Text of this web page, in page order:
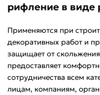
рифление в виде
Применяются при
декоративных работ и
защищает от
предоставляет
сотрудничества всем
лицам, компаниям,